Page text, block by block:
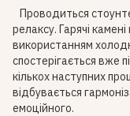
Проводиться
релаксу. Гарячі
використанням
спостерігається вже
кількох наступних
відбувається
емоційного.